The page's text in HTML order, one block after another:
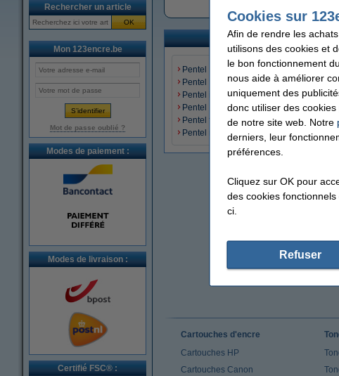
Rechercher un article
OK
Mon 123encre.be
Mot de passe oublié ?
Modes de paiement :
Modes de livraison :
Certifié FSC® :
Pentel Energel BL407 stylos à bille
Pentel Energel BL2007 stylos à bille
Pentel iZee BX470 stylos à bille
Pentel BK77AB stylos à bille anti-
Pentel feutres à pointe fine
Pentel recharges
Cartouches d'encre
Cartouches HP
Cartouches Canon
Cookies sur
Afin de rendre les
utilisons des cookies et
le bon fonctionnement
nous aide à améliorer
uniquement des
donc utiliser des
de notre site web. Notre
derniers, leur
préférences.
Cliquez sur OK pour
des cookies
ci.
Refuser